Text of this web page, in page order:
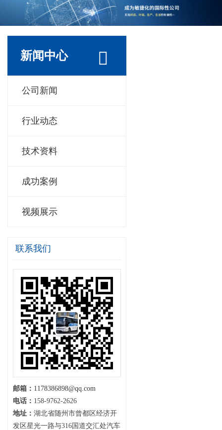
新闻中心
公司新闻
行业动态
技术资料
成功案例
视频展示
联系我们
邮箱： 1178386898@qq.com
电话： 158-9762-2626
地址： 湖北省随州市曾都区经济开
发区星光一路与316国道交汇处汽车